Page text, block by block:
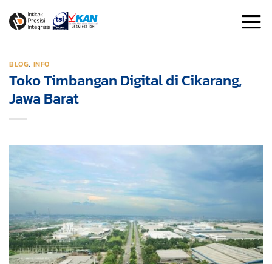
BLOG, INFO
Toko Timbangan Digital di Cikarang,
Jawa Barat